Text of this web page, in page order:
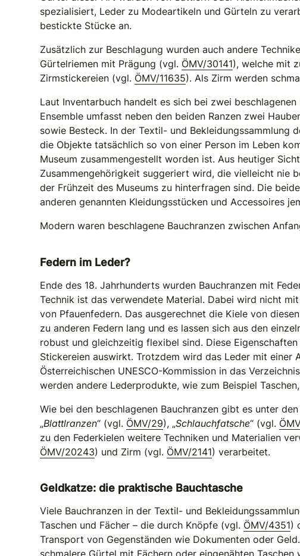
spezialisiert, Leder zu Modeartikeln und Gürteln zu
bestickte Stücke an.
Zusätzlich zur Beschlagung wurden auch andere
Gürtelriemen mit Prägung (vgl. ÖMV/30141), welche mit
Zirmstickereien (vgl. ÖMV/11635). Als Zirm werden
Laut Inventarbuch handelt es sich bei zwei beschlagenen
Ensemble umfasst neben den beiden Ranzen zwei
sowie Besteck. In der Textil- und Bekleidungssammlung
die Objekte tatsächlich so von einer Person im Leben
Museum zusammengestellt worden ist. Aus heutiger
Zusammengehörigkeit suggeriert wird, die vielleicht nie
der Frühzeit des Museums zu hinterfragen sind. Die
anderen genannten Kleidungsstücken und Accessoires
Modern waren beschlagene Bauchranzen zwischen
Federn im Leder?
Ende des 18. Jahrhunderts wurden Bauchranzen mit
Technik ist das verwendete Material. Dabei wird nicht
von Pfauenfedern. Das ausgerechnet die Kiele von
zu anderen Federn lang und es lassen sich aus den
robust und gleichzeitig flexibel sind. Diese
Stickereien auswirkt. Trotzdem wird das Leder mit einer
Österreichischen UNESCO-Kommission in das
werden andere Lederprodukte, wie zum Beispiel
Wie bei den beschlagenen Bauchranzen gibt es unter
„Blattlranzen“ (vgl. ÖMV/29), „Schlauchfatsche“ (vgl.
zu den Federkielen weitere Techniken und Materialien
ÖMV/20243) und Zirm (vgl. ÖMV/2141) verarbeitet.
Geldkatze: die praktische Bauchtasche
Viele Bauchranzen in der Textil- und
Taschen und Fächer – die durch Knöpfe (vgl. ÖMV/4351)
Transport von Gegenständen wie Dokumenten oder